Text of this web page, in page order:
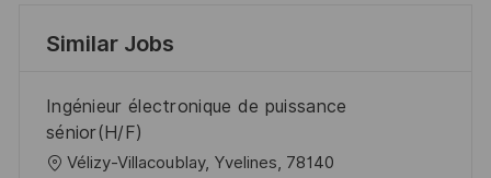
Similar Jobs
Ingénieur électronique de puissance
sénior(H/F)
L
Vélizy-Villacoublay, Yvelines, 78140